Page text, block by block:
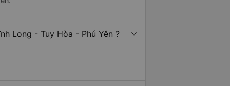
Long - Tuy Hòa - Phú Yên ?